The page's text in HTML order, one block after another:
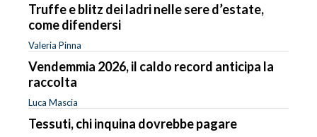
Truffe e blitz dei ladri nelle sere d’estate,
come difendersi
Valeria Pinna
Vendemmia 2026, il caldo record anticipa la
raccolta
Luca Mascia
Tessuti, chi inquina dovrebbe pagare